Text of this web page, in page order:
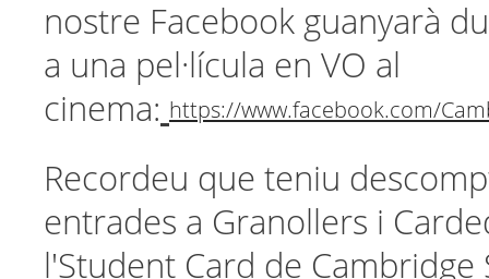
nostre Facebook guanyarà
a una pel·lícula en VO al
cinema: https://www.facebook.com/
Recordeu que teniu
entrades a Granollers i
l'Student Card de Cambridge